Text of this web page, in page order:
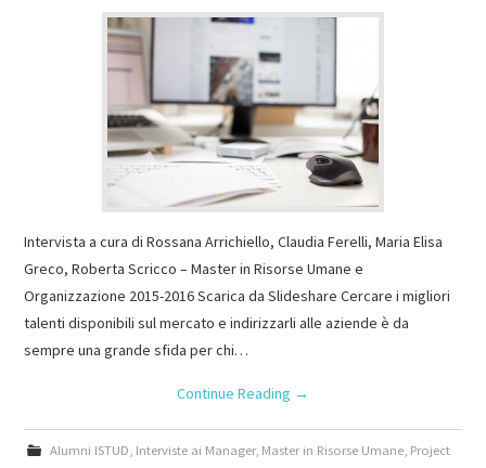
Intervista a cura di Rossana Arrichiello, Claudia Ferelli, Maria Elisa
Greco, Roberta Scricco – Master in Risorse Umane e
Organizzazione 2015-2016 Scarica da Slideshare Cercare i migliori
talenti disponibili sul mercato e indirizzarli alle aziende è da
sempre una grande sfida per chi…
Continue Reading →
Alumni ISTUD Interviste ai Manager, Master in Risorse Umane, Project